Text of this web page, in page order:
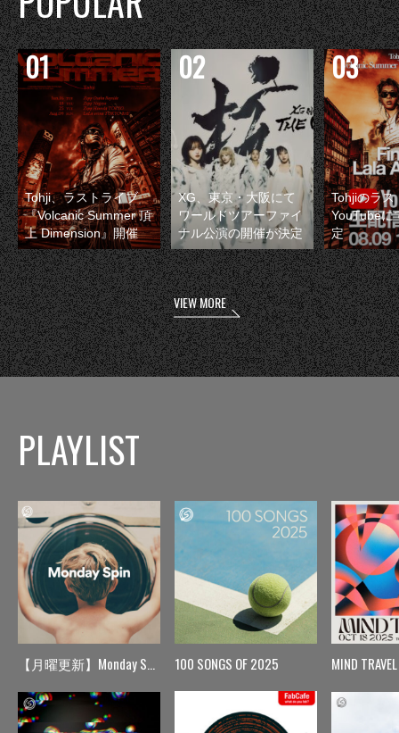
Tohji、ラストライブ
『Volcanic Summer 頂
上 Dimension』開催
XG、東京・大阪にて
ワールドツアーファイ
ナル公演の開催が決定
Tohjiのラス
YouTubeに
定
VIEW MORE
PLAYLIST
【月曜更新】Monday Spin 100 SONGS OF 2025 MIND TRAVEL